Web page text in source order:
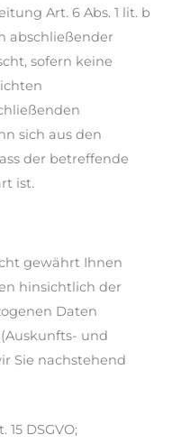
Art. 6 Abs. 1 lit. b
abschließender
sofern keine
sich aus den
der betreffende
ist.
gewährt Ihnen
hinsichtlich der
Daten
und
Sie nachstehend
DSGVO;